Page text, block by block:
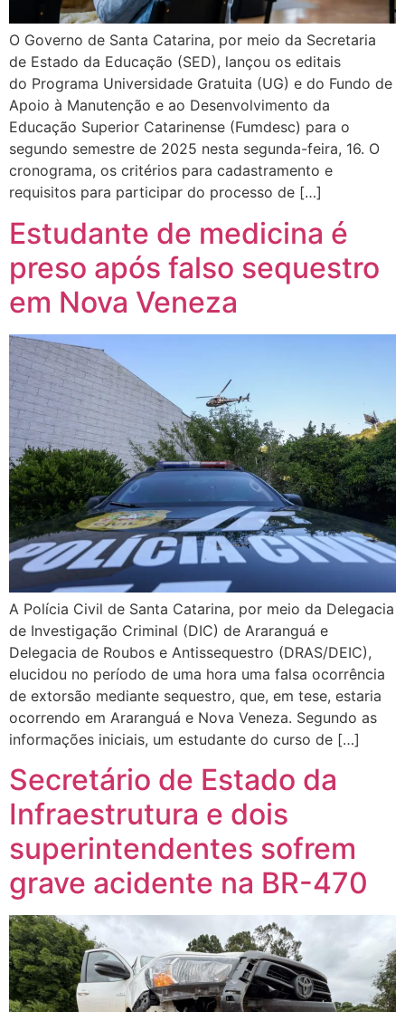
O Governo de Santa Catarina, por meio da Secretaria
de Estado da Educação (SED), lançou os editais
do Programa Universidade Gratuita (UG) e do Fundo de
Apoio à Manutenção e ao Desenvolvimento da
Educação Superior Catarinense (Fumdesc) para o
segundo semestre de 2025 nesta segunda-feira, 16. O
cronograma, os critérios para cadastramento e
requisitos para participar do processo de […]
Estudante de medicina é
preso após falso sequestro
em Nova Veneza
A Polícia Civil de Santa Catarina, por meio da Delegacia
de Investigação Criminal (DIC) de Araranguá e
Delegacia de Roubos e Antissequestro (DRAS/DEIC),
elucidou no período de uma hora uma falsa ocorrência
de extorsão mediante sequestro, que, em tese, estaria
ocorrendo em Araranguá e Nova Veneza. Segundo as
informações iniciais, um estudante do curso de […]
Secretário de Estado da
Infraestrutura e dois
superintendentes sofrem
grave acidente na BR-470